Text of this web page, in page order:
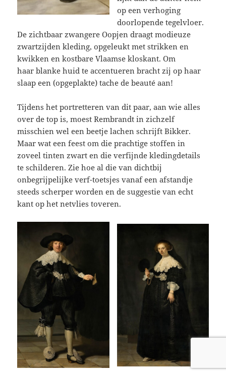
op een verhoging
doorlopende tegelvloer.
De zichtbaar zwangere Oopjen draagt modieuze
zwartzijden kleding, opgeleukt met strikken en
kwikken en kostbare Vlaamse kloskant. Om
haar blanke huid te accentueren bracht zij op haar
slaap een (opgeplakte) tache de beauté aan!
Tijdens het portretteren van dit paar, aan wie alles
over de top is, moest Rembrandt in zichzelf
misschien wel een beetje lachen schrijft Bikker.
Maar wat een feest om die prachtige stoffen in
zoveel tinten zwart en die verfijnde kledingdetails
te schilderen. Zie hoe al die van dichtbij
onbegrijpelijke verf-toetsjes vanaf een afstandje
steeds scherper worden en de suggestie van echt
kant op het netvlies toveren.